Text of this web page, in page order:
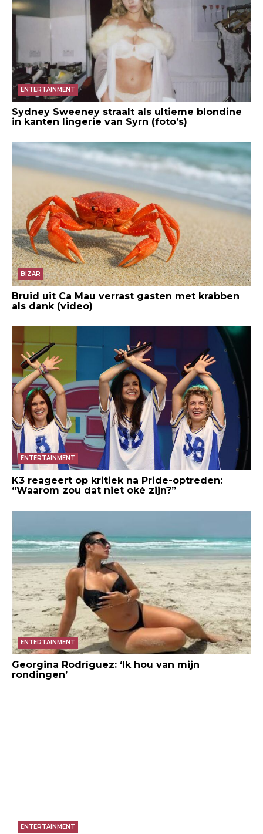
ENTERTAINMENT
Sydney Sweeney straalt als ultieme blondine
in kanten lingerie van Syrn (foto’s)
BIZAR
Bruid uit Ca Mau verrast gasten met krabben
als dank (video)
ENTERTAINMENT
K3 reageert op kritiek na Pride-optreden:
“Waarom zou dat niet oké zijn?”
ENTERTAINMENT
Georgina Rodríguez: ‘Ik hou van mijn
rondingen’
ENTERTAINMENT